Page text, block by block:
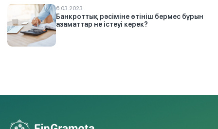
6.03.2023
Банкроттық рәсіміне өтініш бермес бұрын
азаматтар не істеуі керек?